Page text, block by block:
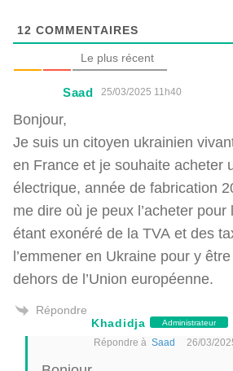
12 COMMENTAIRES
Le plus récent
Saad 25/03/2025 11h40
Bonjour,
Je suis un citoyen ukrainien
en France et je souhaite acheter
électrique, année de fabrication
me dire où je peux l’acheter pour
étant exonéré de la TVA et des
l’emmener en Ukraine pour y
dehors de l’Union européenne.
Répondre
Khadidja
Administrateur
Répondre à Saad 26/03/